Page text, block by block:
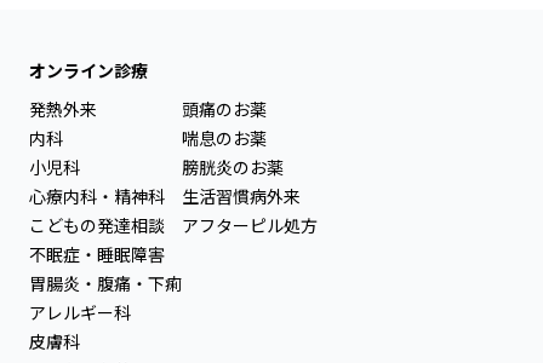
オンライン診療
発熱外来
内科
小児科
心療内科・精神科
こどもの発達相談
不眠症・睡眠障害
胃腸炎・腹痛・下痢
アレルギー科
皮膚科
頭痛のお薬
喘息のお薬
膀胱炎のお薬
生活習慣病外来
アフターピル処方